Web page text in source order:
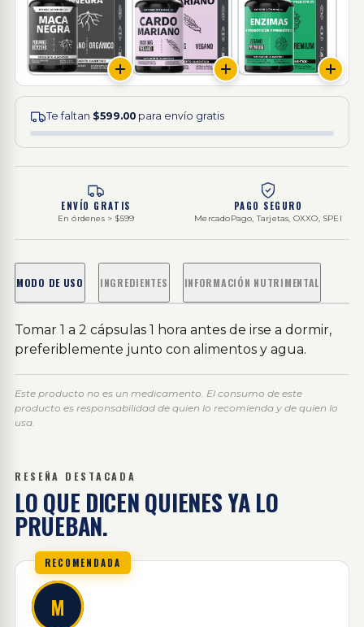
Te faltan $599.00 para envío gratis
ENVÍO GRATIS
En órdenes > $599
PAGO SEGURO
MercadoPago, Tarjetas, OXXO, SPEI
MODO DE USO INGREDIENTES INFORMACIÓN NUTRIMENTAL
Tomar 1 a 2 cápsulas 1 hora antes de irse a dormir,
preferiblemente junto con alimentos y agua.
Este producto no es un medicamento. El consumo de este
producto es responsabilidad de quien lo recomienda y de quien lo
usa.
RESEÑA DESTACADA
LO QUE DICEN QUIENES YA LO
PRUEBAN.
RECOMENDADA
M